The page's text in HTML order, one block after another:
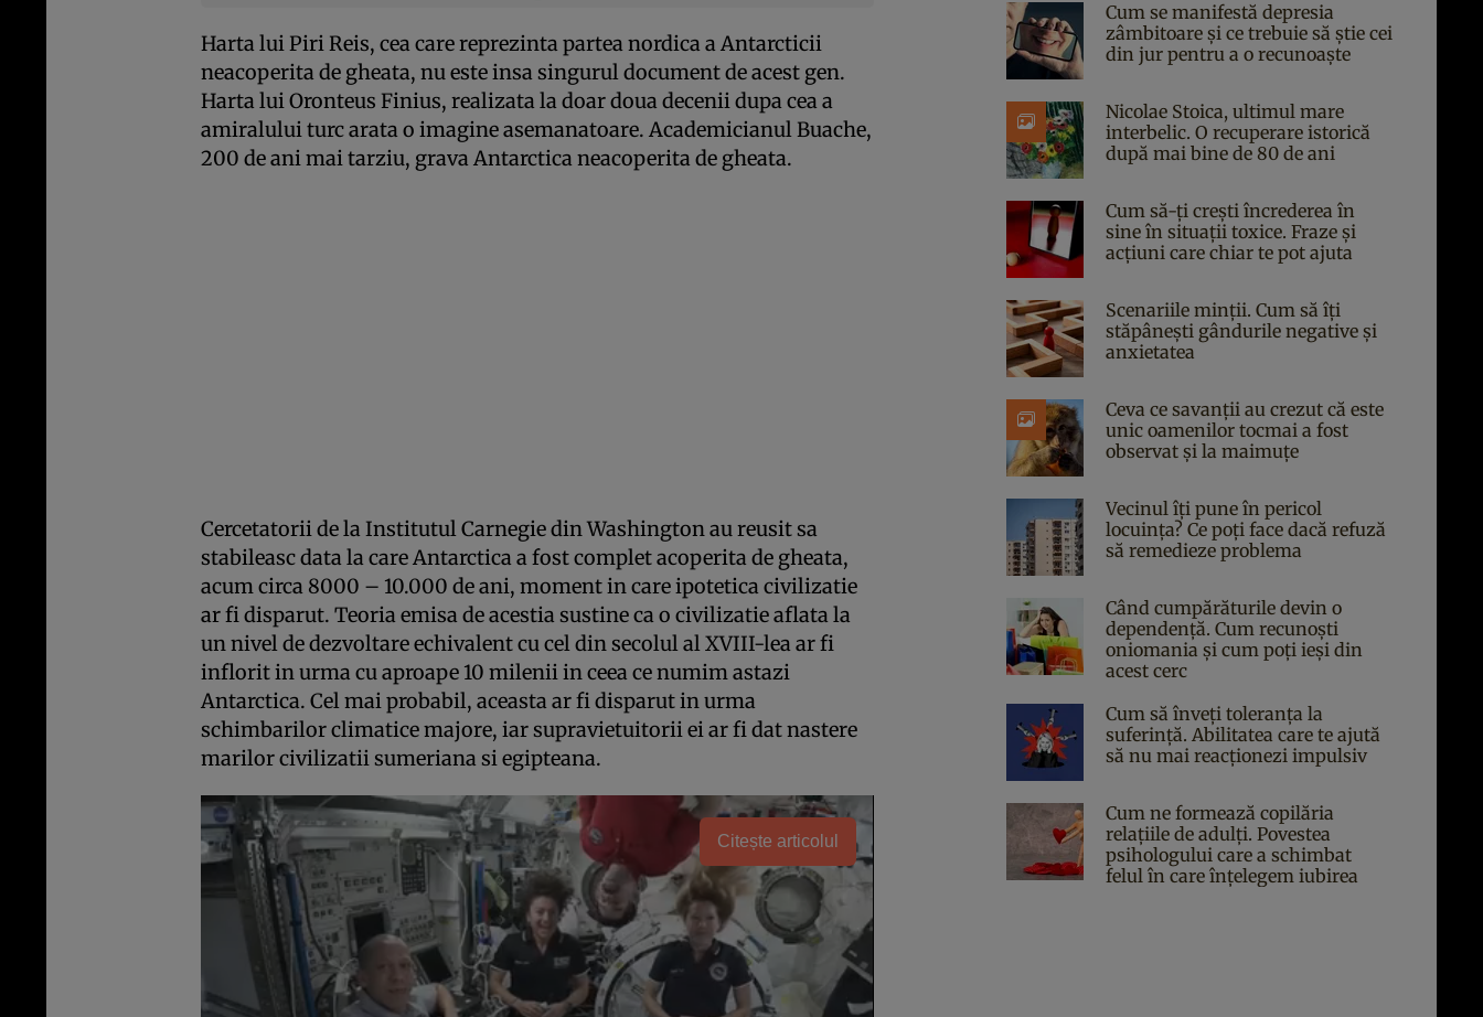
Harta lui Piri Reis, cea care reprezinta partea nordica a Antarcticii
neacoperita de gheata, nu este insa singurul document de acest gen.
Harta lui Oronteus Finius, realizata la doar doua decenii dupa cea a
amiralului turc arata o imagine asemanatoare. Academicianul Buache,
200 de ani mai tarziu, grava Antarctica neacoperita de gheata.
Cercetatorii de la Institutul Carnegie din Washington au reusit sa
stabileasc data la care Antarctica a fost complet acoperita de gheata,
acum circa 8000 – 10.000 de ani, moment in care ipotetica civilizatie
ar fi disparut. Teoria emisa de acestia sustine ca o civilizatie aflata la
un nivel de dezvoltare echivalent cu cel din secolul al XVIII-lea ar fi
inflorit in urma cu aproape 10 milenii in ceea ce numim astazi
Antarctica. Cel mai probabil, aceasta ar fi disparut in urma
schimbarilor climatice majore, iar supravietuitorii ei ar fi dat nastere
marilor civilizatii sumeriana si egipteana.
Citește articolul
Cum se manifestă depresia
zâmbitoare și ce trebuie să știe cei
din jur pentru a o recunoaște
Nicolae Stoica, ultimul mare
interbelic. O recuperare istorică
după mai bine de 80 de ani
Cum să-ți crești încrederea în
sine în situații toxice. Fraze și
acțiuni care chiar te pot ajuta
Scenariile minții. Cum să îți
stăpânești gândurile negative și
anxietatea
Ceva ce savanții au crezut că este
unic oamenilor tocmai a fost
observat și la maimuțe
Vecinul îți pune în pericol
locuința? Ce poți face dacă refuză
să remedieze problema
Când cumpărăturile devin o
dependență. Cum recunoști
oniomania și cum poți ieși din
acest cerc
Cum să înveți toleranța la
suferință. Abilitatea care te ajută
să nu mai reacționezi impulsiv
Cum ne formează copilăria
relațiile de adulți. Povestea
psihologului care a schimbat
felul în care înțelegem iubirea